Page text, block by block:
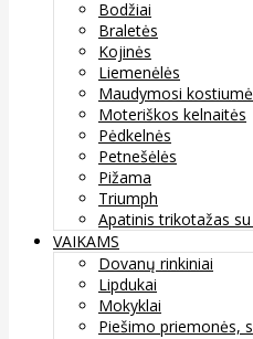
Bodžiai
Braletės
Kojinės
Liemenėlės
Maudymosi
Moteriškos kelnaitės
Pėdkelnės
Petnešėlės
Pižama
Triumph
Apatinis trikotažas
VAIKAMS
Dovanų rinkiniai
Lipdukai
Mokyklai
Piešimo priemonės,